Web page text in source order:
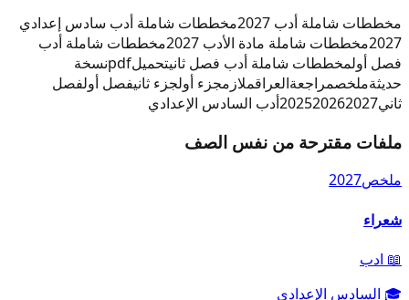
مخططات شاملة أدب 2027
مخططات شاملة أدب سادس إعدادي
2027مخططات شاملة مادة الأدب 2027
مخططات شاملة أدب
فصل أولمخططات شاملة أدب فصل ثانيتحميلpdfنسخة
حديثةملخصمراجعةالعراقملازمجزء أولجزء ثانيفصل أولفصل
ثاني
202520262027 أدب السادس الإعدادي
ملفات مقترحة من نفس الصف
ملخص2027
شعراء
📖 ادب
🎓 السادس الإعدادي